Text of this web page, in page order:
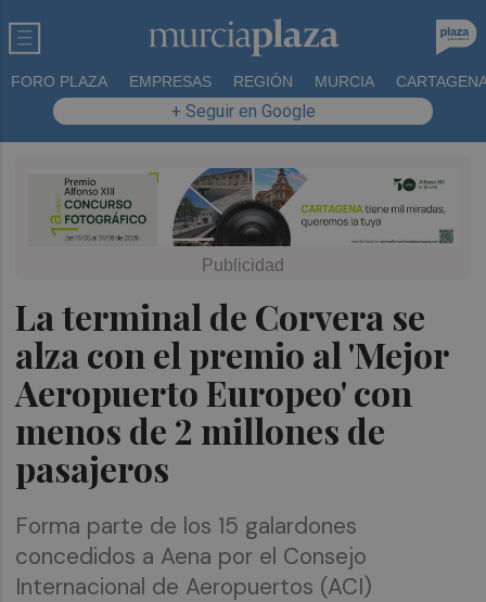
FORO PLAZA EMPRESAS REGIÓN MURCIA
+ Seguir en Google
La terminal de Corvera se
alza con el premio al 'Mejor
Aeropuerto Europeo' con
menos de 2 millones de
pasajeros
Forma parte de los 15 galardones
concedidos a Aena por el Consejo
Internacional de Aeropuertos (ACI)